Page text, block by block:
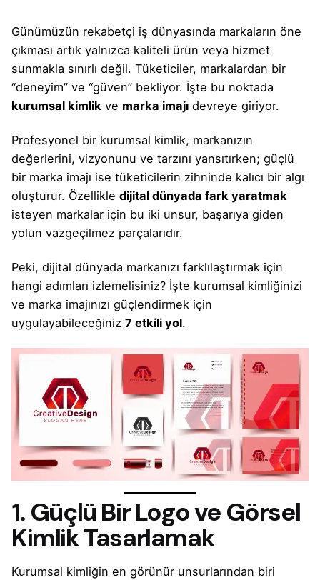
Günümüzün rekabetçi iş dünyasında markaların öne
çıkması artık yalnızca kaliteli ürün veya hizmet
sunmakla sınırlı değil. Tüketiciler, markalardan bir
“deneyim” ve “güven” bekliyor. İşte bu noktada
kurumsal kimlik ve marka imajı devreye giriyor.
Profesyonel bir kurumsal kimlik, markanızın
değerlerini, vizyonunu ve tarzını yansıtırken; güçlü
bir marka imajı ise tüketicilerin zihninde kalıcı bir algı
oluşturur. Özellikle dijital dünyada fark yaratmak
isteyen markalar için bu iki unsur, başarıya giden
yolun vazgeçilmez parçalarıdır.
Peki, dijital dünyada markanızı farklılaştırmak için
hangi adımları izlemelisiniz? İşte kurumsal kimliğinizi
ve marka imajınızı güçlendirmek için
uygulayabileceğiniz 7 etkili yol.
1. Güçlü Bir Logo ve Görsel
Kimlik Tasarlamak
Kurumsal kimliğin en görünür unsurlarından biri